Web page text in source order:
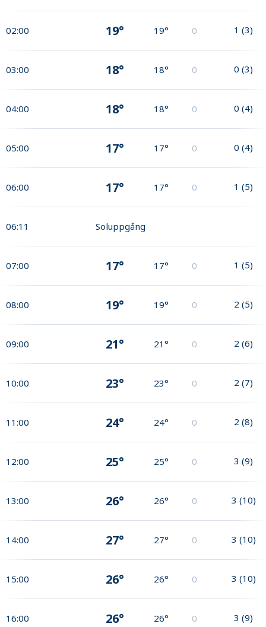
02:00 19° 19° 0 1 (3)
03:00 18° 18° 0 0 (3)
04:00 18° 18° 0 0 (4)
05:00 17° 17° 0 0 (4)
06:00 17° 17° 0 1 (5)
06:11 Soluppgång
07:00 17° 17° 0 1 (5)
08:00 19° 19° 0 2 (5)
09:00 21° 21° 0 2 (6)
10:00 23° 23° 0 2 (7)
11:00 24° 24° 0 2 (8)
12:00 25° 25° 0 3 (9)
13:00 26° 26° 0 3 (10)
14:00 27° 27° 0 3 (10)
15:00 26° 26° 0 3 (10)
16:00 26° 26° 0 3 (9)